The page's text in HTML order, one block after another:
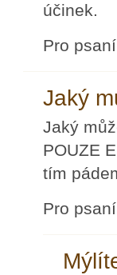
účinek.
Pro
Jaký
Jaký
POUZE
tím
Pro